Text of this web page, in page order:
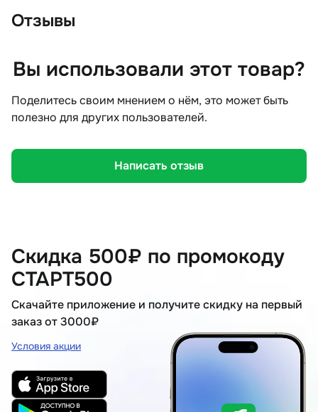
Отзывы
Вы использовали этот товар?
Поделитесь своим мнением о нём, это может быть
полезно для других пользователей.
Написать отзыв
Скидка 500₽ по промокоду
СТАРТ500
Скачайте приложение и получите скидку на первый
заказ от 3000₽
Условия акции